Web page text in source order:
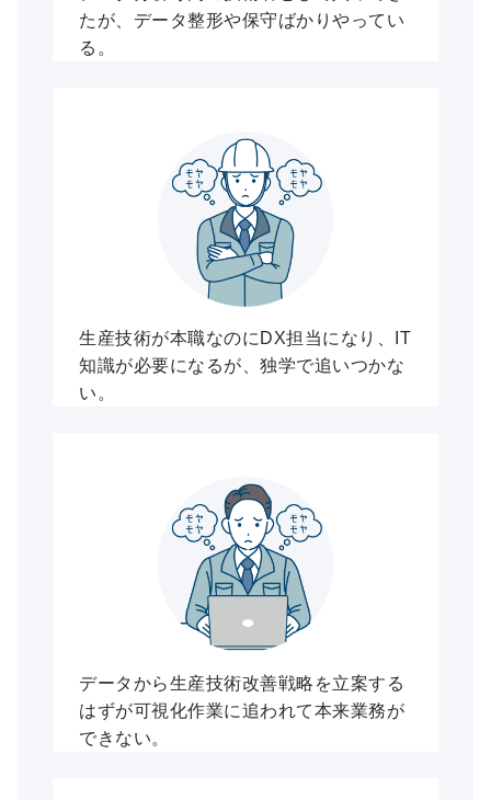
たが、データ整形や保守ばかりやってい
る。
生産技術が本職なのにDX担当になり、IT
知識が必要になるが、独学で追いつかな
い。
データから生産技術改善戦略を立案する
はずが可視化作業に追われて本来業務が
できない。